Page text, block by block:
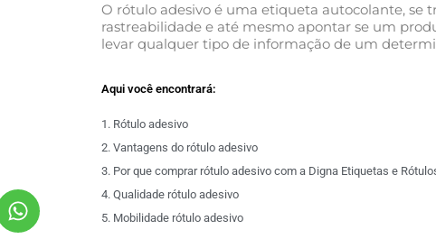
O rótulo adesivo é uma etiqueta autocolante,
rastreabilidade e até mesmo apontar se um
levar qualquer tipo de informação de um
Aqui você encontrará:
1. Rótulo adesivo
2. Vantagens do rótulo adesivo
3. Por que comprar rótulo adesivo com a Digna Etiquetas e
4. Qualidade rótulo adesivo
5. Mobilidade rótulo adesivo